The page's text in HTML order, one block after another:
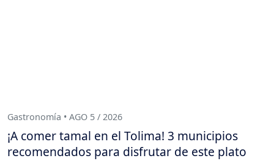
Gastronomía • AGO 5 / 2026
¡A comer tamal en el Tolima! 3 municipios
recomendados para disfrutar de este plato